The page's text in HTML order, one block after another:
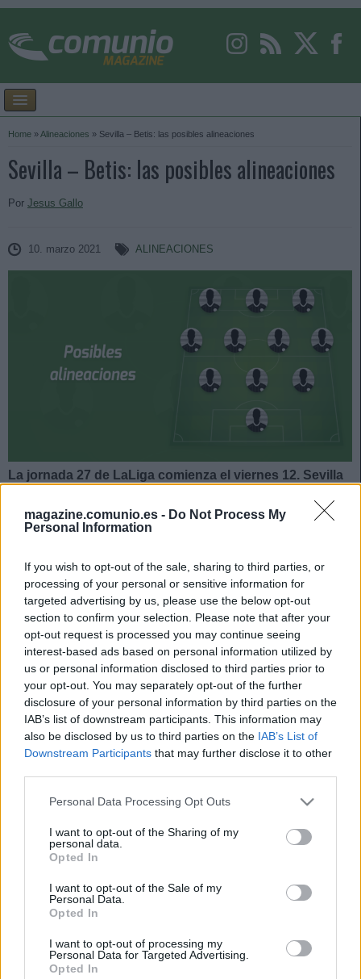
magazine.comunio.es - Do Not Process My
Personal Information
If you wish to opt-out of the sale, sharing to third parties, or
processing of your personal or sensitive information for
targeted advertising by us, please use the below opt-out
section to confirm your selection. Please note that after your
opt-out request is processed you may continue seeing
interest-based ads based on personal information utilized by
us or personal information disclosed to third parties prior to
your opt-out. You may separately opt-out of the further
disclosure of your personal information by third parties on the
IAB’s list of downstream participants. This information may
also be disclosed by us to third parties on the IAB’s List of
Downstream Participants that may further disclose it to other
Please note that this website/app uses one or more Google
not limited to your visit or usage behaviour. You may click to
grant or deny consent to Google and its third-party tags to
use your data for below specified purposes in below Google
consent section.
Personal Data Processing Opt Outs
I want to opt-out of the Sharing of my
personal data.
Opted In
I want to opt-out of the Sale of my
Personal Data.
Opted In
I want to opt-out of processing my
Personal Data for Targeted Advertising.
Opted In
Home »Alineaciones » Sevilla – Betis: las posibles alineaciones
Sevilla – Betis: las posibles alineaciones
Por Jesus Gallo
10. marzo 2021 ALINEACIONES
La jornada 27 de LaLiga comienza el viernes 12. Sevilla
¿Quién jugará en los locales? ¿Con qué alineación
saldrán los de Pellegrini? A continuación, las posibles
Sevilla
Posible alineación: Bono – Jesús Navas, Koundé, Diego
Carlos, Acuña – Fernando, Joan Jordán, Rakitic (Oliver
Torres) – Suso, En-Nesyri, Ocampos.
Estos jugadores son baja: Aleix Vidal.
Estos jugadores son duda:
Posibles cambios en la alineación: Lopetegui puede
sacar su mejor once, con la duda de quien acompañará en
Oliver Torres e incluso Papu Gómez tienen opciones de
entrar en el equipo titular. Diego Carlos está entre
algodones, pero se espera que pueda participar en el
Actualidad Comunio: los lesionados de la jornada 26
Rubén Blanco estará de baja un
par de meses tras sufrir una lesión